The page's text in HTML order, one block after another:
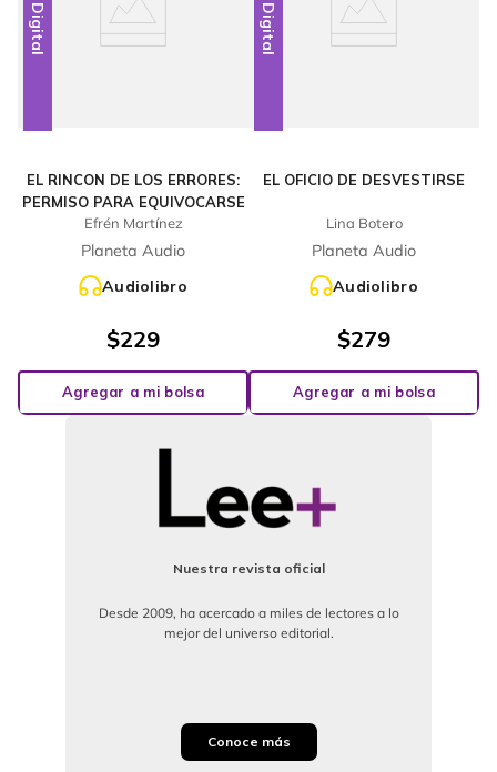
Digital
EL RINCON DE LOS ERRORES:
PERMISO PARA EQUIVOCARSE
Efrén Martínez
Planeta Audio
Audiolibro
$229
Agregar a mi bolsa
Digital
EL OFICIO DE DESVESTIRSE
Lina Botero
Planeta Audio
Audiolibro
$279
Agregar a mi bolsa
Nuestra revista oficial
Desde 2009, ha acercado a miles de lectores a lo
mejor del universo editorial.
Conoce más